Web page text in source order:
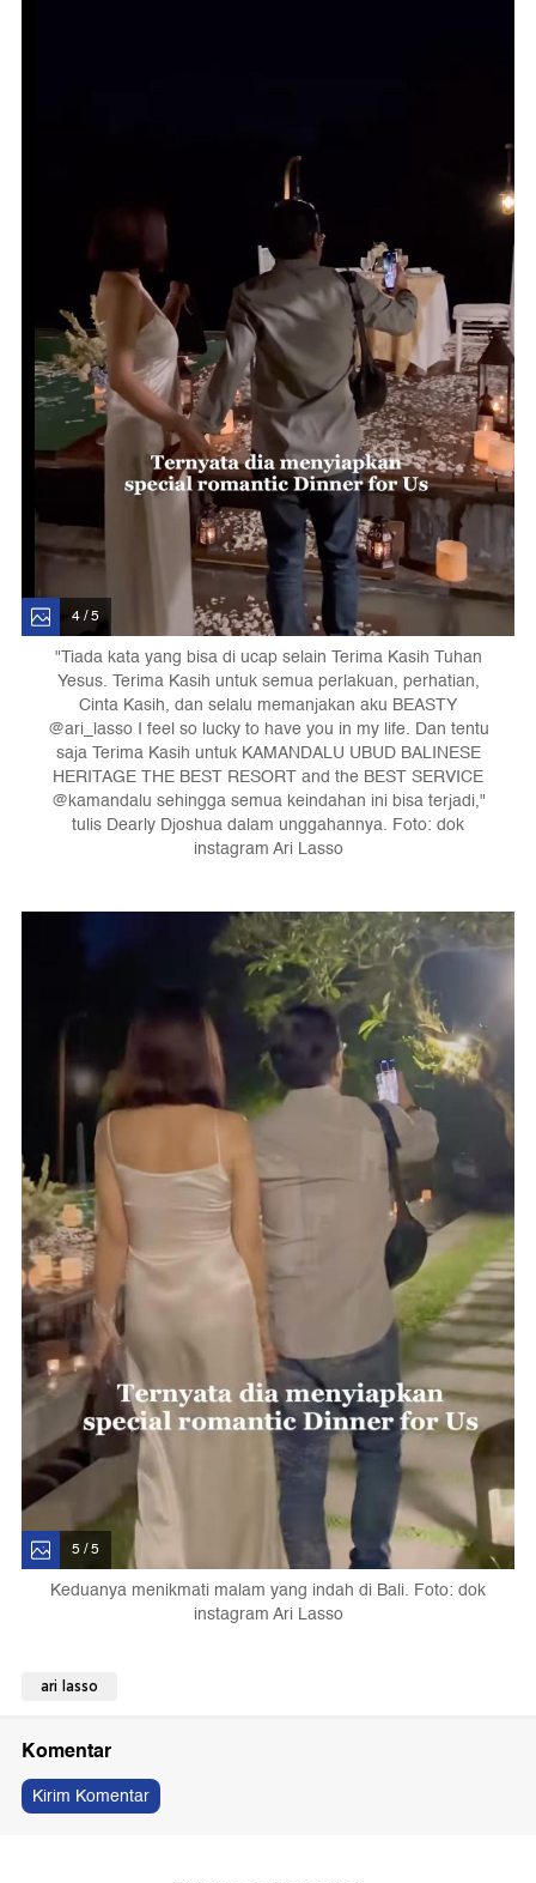
4 / 5
"Tiada kata yang bisa di ucap selain Terima Kasih Tuhan
Yesus. Terima Kasih untuk semua perlakuan, perhatian,
Cinta Kasih, dan selalu memanjakan aku BEASTY
@ari_lasso I feel so lucky to have you in my life. Dan tentu
saja Terima Kasih untuk KAMANDALU UBUD BALINESE
HERITAGE THE BEST RESORT and the BEST SERVICE
@kamandalu sehingga semua keindahan ini bisa terjadi,"
tulis Dearly Djoshua dalam unggahannya. Foto: dok
instagram Ari Lasso
5 / 5
Keduanya menikmati malam yang indah di Bali. Foto: dok
instagram Ari Lasso
ari lasso
Komentar
Kirim Komentar